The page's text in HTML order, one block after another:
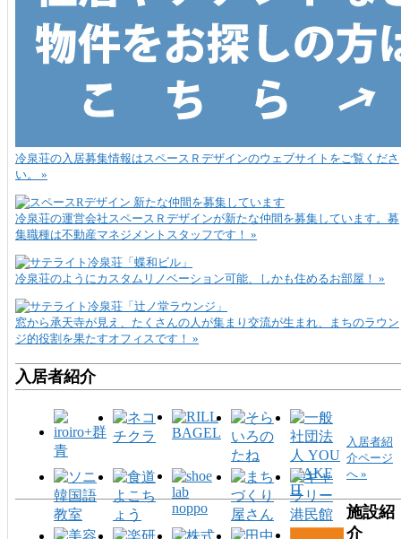
冷泉荘の入居募集情報はスペースＲデザインのウェブサイトをご覧くださ
い。 »
冷泉荘の運営会社スペースＲデザインが新たな仲間を募集しています。募
集職種は不動産マネジメントスタッフです！ »
冷泉荘のようにカスタムリノベーション可能、しかも住めるお部屋！ »
窓から承天寺が見え、たくさんの人が集まり交流が生まれ、まちのラウン
ジ的役割を果たすオフィスです！ »
入居者紹介
入居者紹
介ページ
へ »
施設紹
介